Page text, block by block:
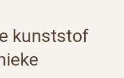
kunststof